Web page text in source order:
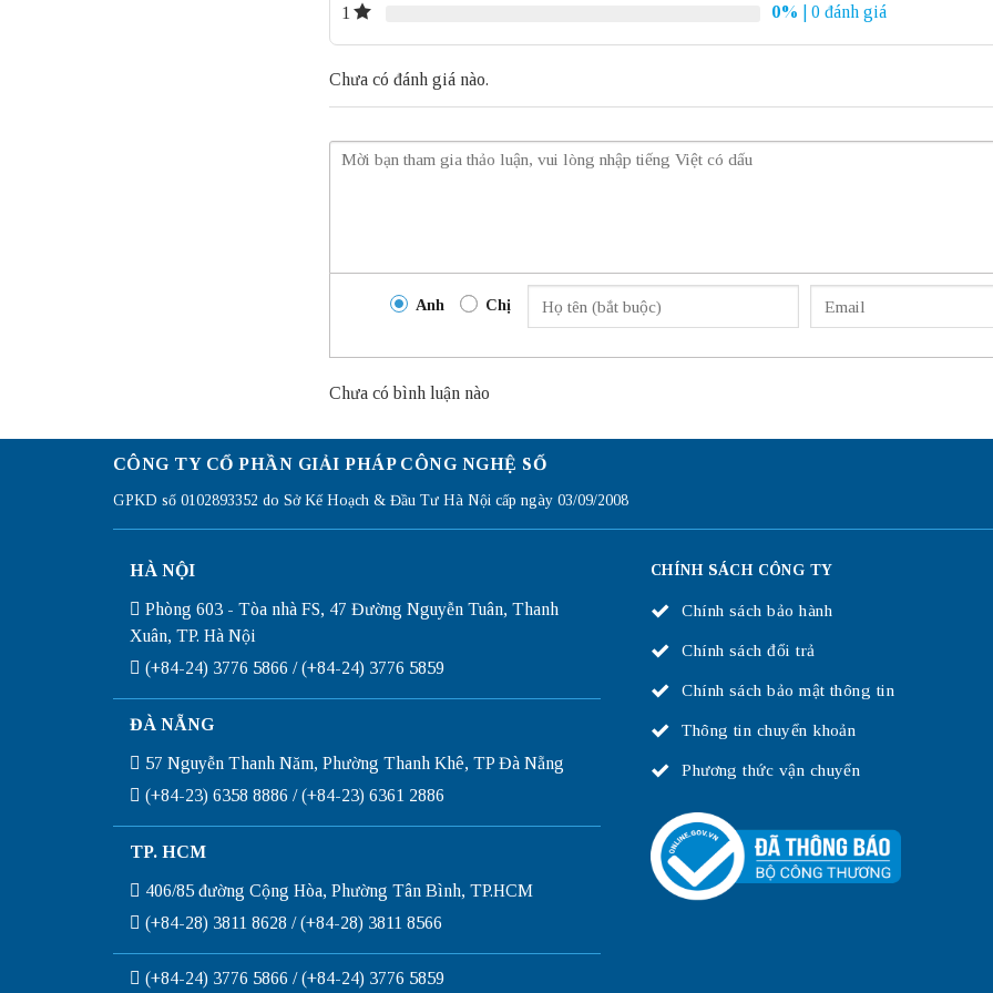
1 0% | 0 đánh giá
Chưa có đánh giá nào.
Anh Chị
Chưa có bình luận nào
CÔNG TY CỔ PHẦN GIẢI PHÁP CÔNG NGHỆ SỐ
GPKD số 0102893352 do Sở Kế Hoạch & Đầu Tư Hà Nội cấp ngày 03/09/2008
HÀ NỘI
Phòng 603 - Tòa nhà FS, 47 Đường Nguyễn Tuân, Thanh
Xuân, TP. Hà Nội
(+84-24) 3776 5866 / (+84-24) 3776 5859
ĐÀ NẴNG
57 Nguyễn Thanh Năm, Phường Thanh Khê, TP Đà Nẵng
(+84-23) 6358 8886 / (+84-23) 6361 2886
TP. HCM
406/85 đường Cộng Hòa, Phường Tân Bình, TP.HCM
(+84-28) 3811 8628 / (+84-28) 3811 8566
(+84-24) 3776 5866 / (+84-24) 3776 5859
CHÍNH SÁCH CÔNG TY
Chính sách bảo hành
Chính sách đổi trả
Chính sách bảo mật thông tin
Thông tin chuyển khoản
Phương thức vận chuyển